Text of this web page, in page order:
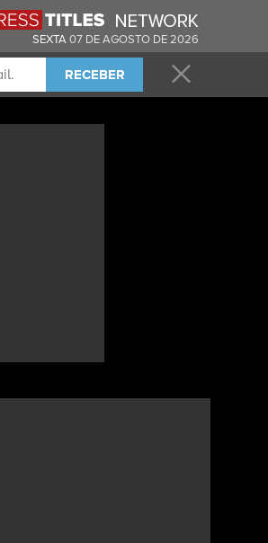
SEXTA07 DE AGOSTO DE 2026
RECEBER